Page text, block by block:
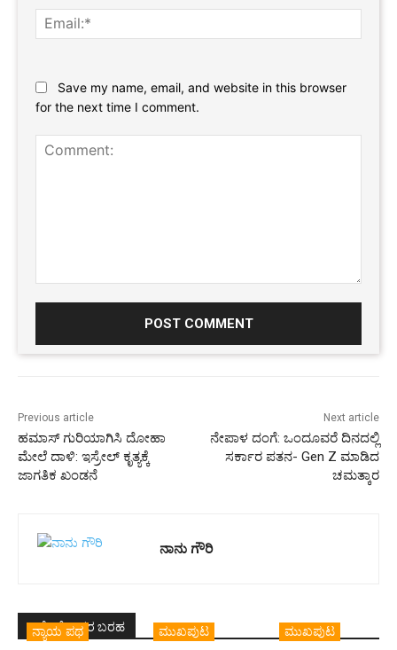
Save my name, email, and website in this browser
for the next time I comment.
Previous article
ಹಮಾಸ್ ಗುರಿಯಾಗಿಸಿ ದೋಹಾ
ಮೇಲೆ ದಾಳಿ: ಇಸ್ರೇಲ್ ಕೃತ್ಯಕ್ಕೆ
ಜಾಗತಿಕ ಖಂಡನೆ
Next article
ನೇಪಾಳ ದಂಗೆ: ಒಂದೂವರೆ ದಿನದಲ್ಲಿ
ಸರ್ಕಾರ ಪತನ- Gen Z ಮಾಡಿದ
ಚಮತ್ಕಾರ
ನಾನು ಗೌರಿ
ಇದೇ ಲೇಖಕರ ಬರಹ
ನ್ಯಾಯ ಪಥ ಮುಖಪುಟ ಮುಖಪುಟ